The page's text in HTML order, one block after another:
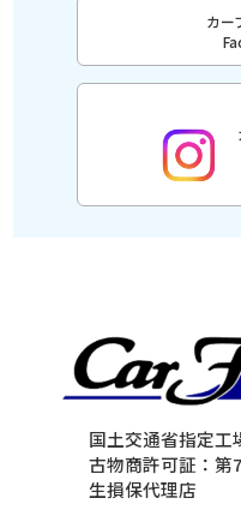
カー
国土交通省指定工
古物商許可証：第
生損保代理店